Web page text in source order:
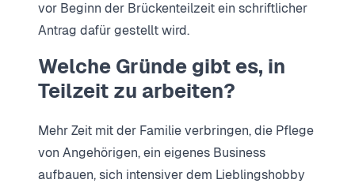
vor Beginn der Brückenteilzeit ein schriftlicher
Antrag dafür gestellt wird.
Welche Gründe gibt es, in
Teilzeit zu arbeiten?
Mehr Zeit mit der Familie verbringen, die Pflege
von Angehörigen, ein eigenes Business
aufbauen, sich intensiver dem Lieblingshobby